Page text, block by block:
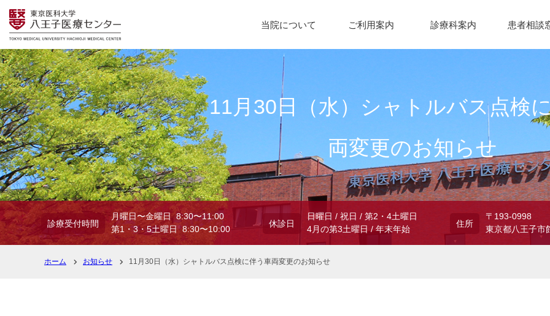
当院について ご利用案内 診療科案内 患者相談
11月30日（水）シャトルバス点検
両変更のお知らせ
診療受付時間
月曜日〜金曜日 8:30〜11:00
第1・3・5土曜日 8:30〜10:00
休診日
日曜日 / 祝日 / 第2・4土曜日
4月の第3土曜日 / 年末年始
住所
〒193-0998
東京都八王子市
ホーム お知らせ 11月30日（水）シャトルバス点検に伴う車両変更のお知らせ